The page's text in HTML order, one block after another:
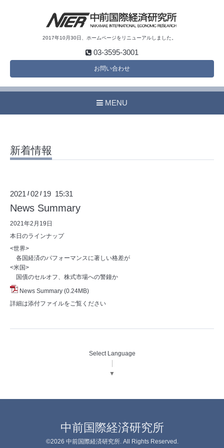
2017年10月30日、ホームページをリニューアルしました。
03-3595-3001
お問い合わせ
MENU
新着情報
2021 /02 / 19 15:31
News Summary
2021年2月19日
本日のラインナップ
<世界>
各国経済のパフォーマンスに著しい格差が
<米国>
国債のセルオフ、株式市場への警鐘か
News Summary (0.24MB)
詳細は添付ファイルをご覧ください
Select Language
▼
中前国際経済研究所
©2026 中前国際経済研究所. All Rights Reserved.